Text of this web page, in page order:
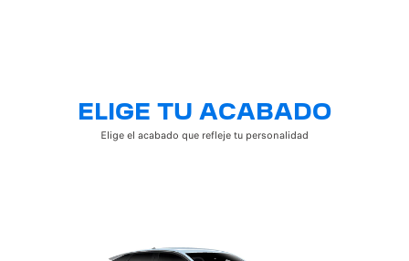
ELIGE TU ACABADO
Elige el acabado que refleje tu personalidad